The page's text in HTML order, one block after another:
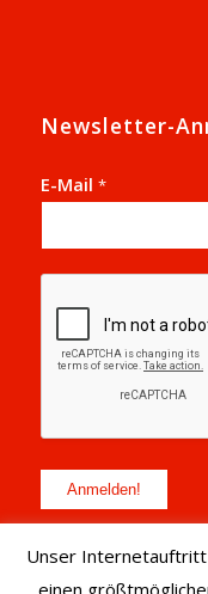
Newsletter-
E-Mail *
Unser Internetauftritt